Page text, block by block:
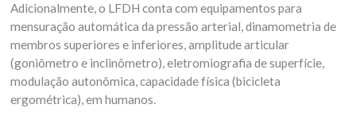
Adicionalmente, o LFDH conta com equipamentos para
mensuração automática da pressão arterial, dinamometria de
membros superiores e inferiores, amplitude articular
(goniômetro e inclinômetro), eletromiografia de superfície,
modulação autonômica, capacidade física (bicicleta
ergométrica), em humanos.